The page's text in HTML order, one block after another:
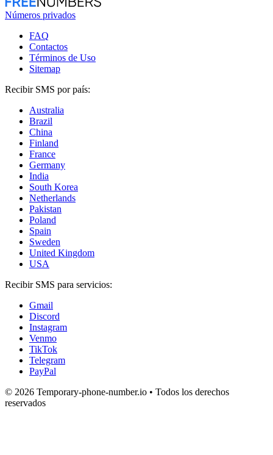
Números privados
FAQ
Contactos
Términos de Uso
Sitemap
Recibir SMS por país:
Australia
Brazil
China
Finland
France
Germany
India
South Korea
Netherlands
Pakistan
Poland
Spain
Sweden
United Kingdom
USA
Recibir SMS para servicios:
Gmail
Discord
Instagram
Venmo
TikTok
Telegram
PayPal
© 2026 Temporary-phone-number.io • Todos los derechos
reservados